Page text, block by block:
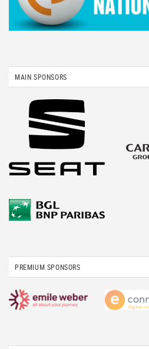
MAIN SPONSORS
PREMIUM SPONSORS